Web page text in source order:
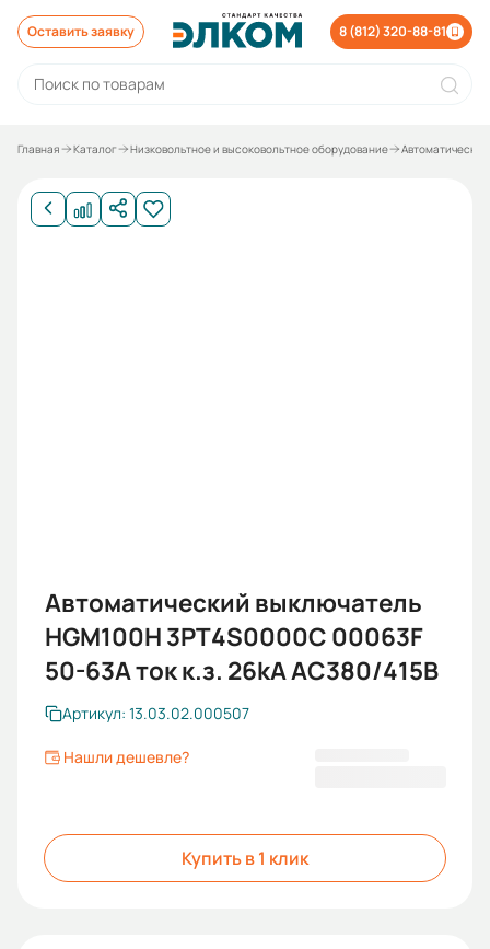
Оставить заявку 8 (812) 320-88-81
Главная Каталог Низковольтное и высоковольтное оборудование
Автоматический выключатель
HGM100H 3PT4S0000C 00063F
50-63A ток к.з. 26kA AC380/415В
Артикул: 13.03.02.000507
Нашли дешевле?
Купить в 1 клик